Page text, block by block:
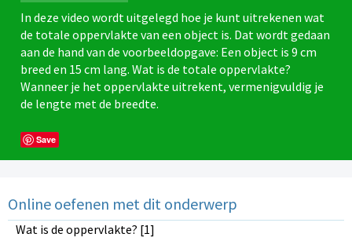
In deze video wordt uitgelegd hoe je kunt uitrekenen wat
de totale oppervlakte van een object is. Dat wordt gedaan
aan de hand van de voorbeeldopgave: Een object is 9 cm
breed en 15 cm lang. Wat is de totale oppervlakte?
Wanneer je het oppervlakte uitrekent, vermenigvuldig je
de lengte met de breedte.
Save
Online oefenen met dit onderwerp
Wat is de oppervlakte? [1]